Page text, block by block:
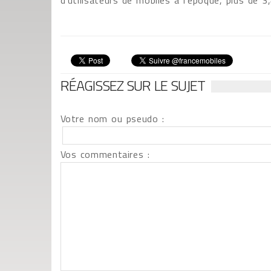
RÉAGISSEZ SUR LE SUJET
Votre nom ou pseudo :
Vos commentaires :